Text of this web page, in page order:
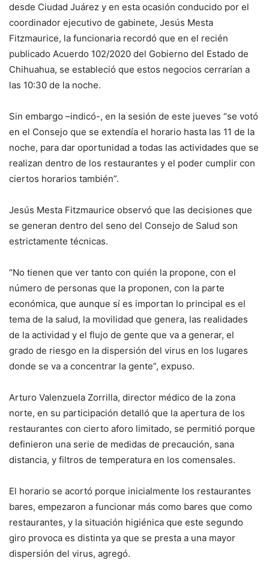
desde Ciudad Juárez y en esta ocasión conducido por el
coordinador ejecutivo de gabinete, Jesús Mesta
Fitzmaurice, la funcionaria recordó que en el recién
publicado Acuerdo 102/2020 del Gobierno del Estado de
Chihuahua, se estableció que estos negocios cerrarían a
las 10:30 de la noche.
Sin embargo –indicó-, en la sesión de este jueves “se votó
en el Consejo que se extendía el horario hasta las 11 de la
noche, para dar oportunidad a todas las actividades que se
realizan dentro de los restaurantes y el poder cumplir con
ciertos horarios también”.
Jesús Mesta Fitzmaurice observó que las decisiones que
se generan dentro del seno del Consejo de Salud son
estrictamente técnicas.
“No tienen que ver tanto con quién la propone, con el
número de personas que la proponen, con la parte
económica, que aunque sí es importan lo principal es el
tema de la salud, la movilidad que genera, las realidades
de la actividad y el flujo de gente que va a generar, el
grado de riesgo en la dispersión del virus en los lugares
donde se va a concentrar la gente”, expuso.
Arturo Valenzuela Zorrilla, director médico de la zona
norte, en su participación detalló que la apertura de los
restaurantes con cierto aforo limitado, se permitió porque
definieron una serie de medidas de precaución, sana
distancia, y filtros de temperatura en los comensales.
El horario se acortó porque inicialmente los restaurantes
bares, empezaron a funcionar más como bares que como
restaurantes, y la situación higiénica que este segundo
giro provoca es distinta ya que se presta a una mayor
dispersión del virus, agregó.